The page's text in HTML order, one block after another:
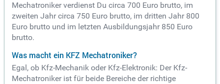
Mechatroniker verdienst Du circa 700 Euro brutto, im
zweiten Jahr circa 750 Euro brutto, im dritten Jahr 800
Euro brutto und im letzten Ausbildungsjahr 850 Euro
brutto.
Was macht ein KFZ Mechatroniker?
Egal, ob Kfz-Mechanik oder Kfz-Elektronik: Der Kfz-
Mechatroniker ist für beide Bereiche der richtige